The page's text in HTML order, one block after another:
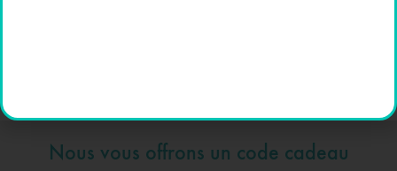
Nous vous offrons un code cadeau